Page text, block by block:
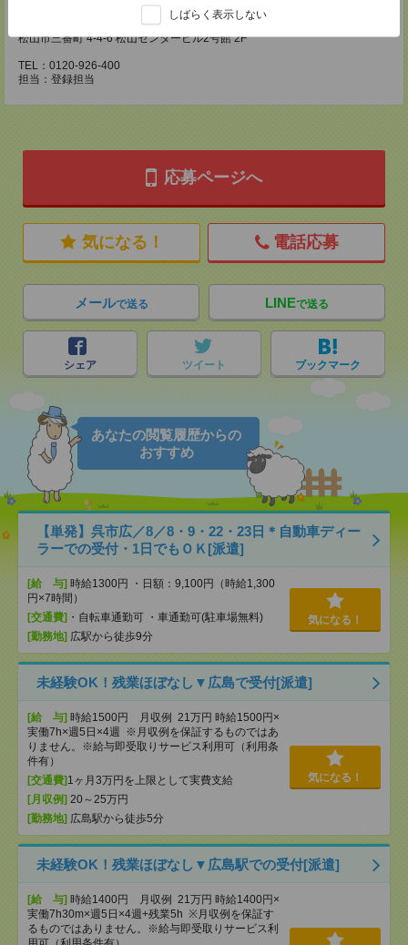
しばらく表示しない
松山市三番町 4-4-6 松山センタービル2号館 2F
TEL：0120-926-400
担当：登録担当
応募ページへ
気になる！ 電話応募
メールで送る LINEで送る
シェア ツイート ブックマーク
あなたの閲覧履歴からの
おすすめ
【単発】呉市広／8／8・9・22・23日＊自動車ディー
ラーでの受付・1日でもＯＫ[派遣]
[給 与] 時給1300円 ・日額：9,100円（時給1,300
円×7時間）
[交通費] ・自転車通勤可 ・車通勤可(駐車場無料)
[勤務地] 広駅から徒歩9分
気になる！
未経験OK！残業ほぼなし▼広島で受付[派遣]
[給 与] 時給1500円 月収例 21万円 時給1500円×
実働7h×週5日×4週 ※月収例を保証するものではあ
りません。※給与即受取りサービス利用可（利用条
件有）
[交通費] 1ヶ月3万円を上限として実費支給
[月収例] 20～25万円
[勤務地] 広島駅から徒歩5分
気になる！
未経験OK！残業ほぼなし▼広島駅での受付[派遣]
[給 与] 時給1400円 月収例 21万円 時給1400円×
実働7h30m×週5日×4週+残業5h ※月収例を保証す
るものではありません。※給与即受取りサービス利